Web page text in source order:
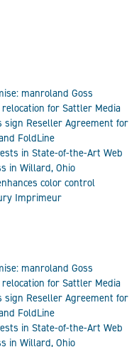
manroland Goss
relocation for Sattler Media
sign Reseller Agreement for
FoldLine
in State-of-the-Art Web
in Willard, Ohio
color control
Imprimeur
manroland Goss
relocation for Sattler Media
sign Reseller Agreement for
FoldLine
in State-of-the-Art Web
in Willard, Ohio